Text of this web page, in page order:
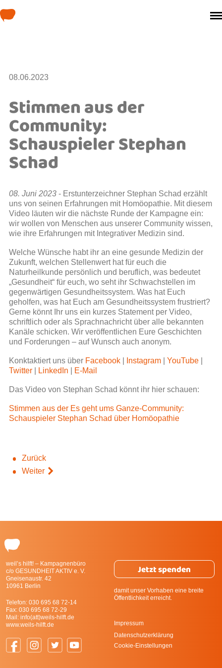
08.06.2023
Stimmen aus der
Community:
Schauspieler Stephan
Schad
08. Juni 2023 - Erstunterzeichner Stephan Schad erzählt
uns von seinen Erfahrungen mit Homöopathie. Mit diesem
Video läuten wir die nächste Runde der Kampagne ein:
wir wollen von Menschen aus unserer Community wissen,
wie ihre Erfahrungen mit Integrativer Medizin sind.
Welche Wünsche habt ihr an eine gesunde Medizin der
Zukunft, welchen Stellenwert hat für euch die
Naturheilkunde persönlich und beruflich, was bedeutet
„Gesundheit“ für euch, wo seht ihr Schwachstellen im
gegenwärtigen Gesundheitssystem. Was hat Euch
geholfen, was hat Euch am Gesundheitssystem frustriert?
Gerne könnt Ihr uns ein kurzes Statement per Video,
schriftlich oder als Sprachnachricht über alle bekannten
Kanäle schicken. Wir veröffentlichen Eure Geschichten
und Forderungen – auf Wunsch auch anonym.
Konktaktiert uns über Facebook Instagram YouTube
Twitter
LinkedIn E-Mail
Das Video von Stephan Schad könnt ihr hier schauen:
Stimmen aus der Es geht ums Ganze-Community:
Schauspieler Stephan Schad über Homöopathie
Zurück
Weiter
weil’s hilft! – Kampagnenbüro
c/o GESUNDHEIT AKTIV e. V.
Gneisenaustr. 42
10961 Berlin
Telefon: 030 695 68 72-14
Fax: 030 695 68 72-29
Mail: info(att)weils-hilft.de
www.weils-hilft.de
Jetzt spenden
damit unser Vorhaben eine breite
Öffentlichkeit erreicht.
Impressum
Datenschutzerklärung
Cookie-Einstellungen